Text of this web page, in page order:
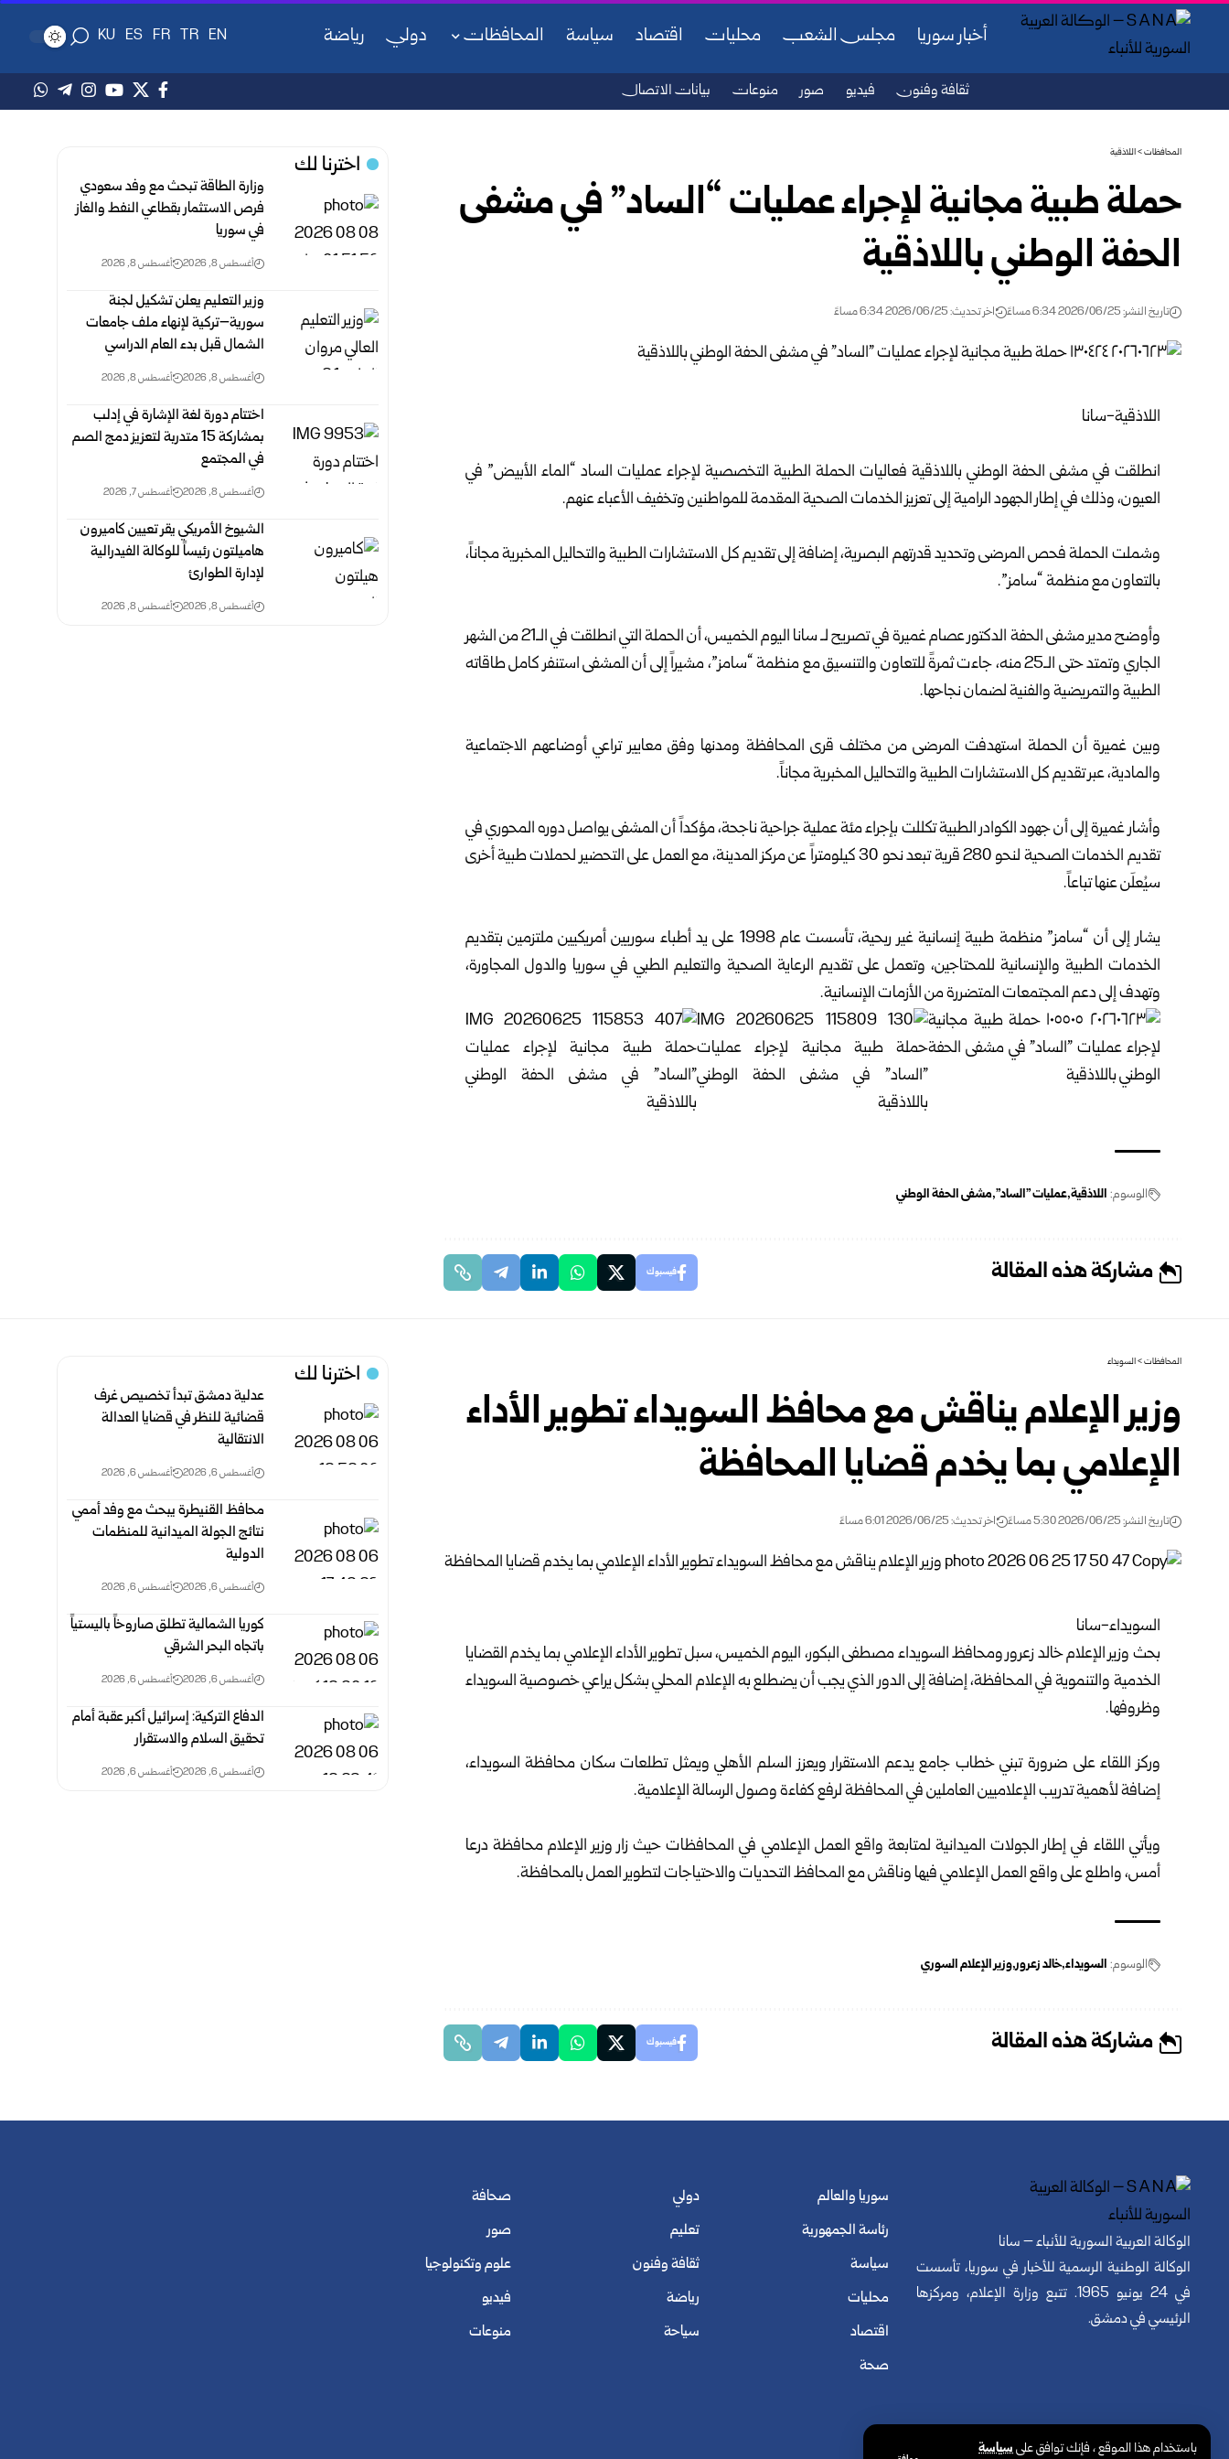
باستخدام هذا الموقع ، فإنك توافق علىسياسة
أخبار سوريا مجلس الشعب محليات اقتصاد سياسة المحافظات دولي رياضة EN
TR
FR
ES
KU
ثقافة وفنون فيديو صور منوعات بيانات الاتصال
المحافظات>اللاذقية
حملة طبية مجانية لإجراء عمليات “الساد” في مشفى
الحفة الوطني باللاذقية
تاريخ النشر: 2026/06/25 6:34 مساءً اخر تحديث: 2026/06/25 6:34 مساءً
اللاذقية-سانا
انطلقت في مشفى الحفة الوطني باللاذقية فعاليات الحملة الطبية التخصصية لإجراء عمليات الساد “الماء الأبيض” في
العيون، وذلك في إطار الجهود الرامية إلى تعزيز الخدمات الصحية المقدمة للمواطنين وتخفيف الأعباء عنهم.
وشملت الحملة فحص المرضى وتحديد قدرتهم البصرية، إضافة إلى تقديم كل الاستشارات الطبية والتحاليل المخبرية مجاناً،
بالتعاون مع منظمة “سامز”.
وأوضح مدير مشفى الحفة الدكتور عصام غميرة في تصريح لـ سانا اليوم الخميس، أن الحملة التي انطلقت في الـ21 من الشهر
الجاري وتمتد حتى الـ25 منه، جاءت ثمرةً للتعاون والتنسيق مع منظمة “سامز”، مشيراً إلى أن المشفى استنفر كامل طاقاته
الطبية والتمريضية والفنية لضمان نجاحها.
وبين غميرة أن الحملة استهدفت المرضى من مختلف قرى المحافظة ومدنها وفق معايير تراعي أوضاعهم الاجتماعية
والمادية، عبر تقديم كل الاستشارات الطبية والتحاليل المخبرية مجاناً.
وأشار غميرة إلى أن جهود الكوادر الطبية تكللت بإجراء مئة عملية جراحية ناجحة، مؤكداً أن المشفى يواصل دوره المحوري في
تقديم الخدمات الصحية لنحو 280 قرية تبعد نحو 30 كيلومتراً عن مركز المدينة، مع العمل على التحضير لحملات طبية أخرى
سيُعلَن عنها تباعاً.
يشار إلى أن “سامز” منظمة طبية إنسانية غير ربحية، تأسست عام 1998 على يد أطباء سوريين أمريكيين ملتزمين بتقديم
الخدمات الطبية والإنسانية للمحتاجين، وتعمل على تقديم الرعاية الصحية والتعليم الطبي في سوريا والدول المجاورة،
وتهدف إلى دعم المجتمعات المتضررة من الأزمات الإنسانية.
الوسوم: اللاذقية عمليات "الساد" مشفى الحفة الوطني
مشاركة هذه المقالة فيسبوك
اخترنا لك
وزارة الطاقة تبحث مع وفد سعودي
فرص الاستثمار بقطاعي النفط والغاز
في سوريا
أغسطس 8, 2026 أغسطس 8, 2026
وزير التعليم يعلن تشكيل لجنة
سورية–تركية لإنهاء ملف جامعات
الشمال قبل بدء العام الدراسي
أغسطس 8, 2026 أغسطس 8, 2026
اختتام دورة لغة الإشارة في إدلب
بمشاركة 15 متدربة لتعزيز دمج الصم
في المجتمع
أغسطس 8, 2026 أغسطس 7, 2026
الشيوخ الأمريكي يقر تعيين كاميرون
هاميلتون رئيساً للوكالة الفيدرالية
لإدارة الطوارئ
أغسطس 8, 2026 أغسطس 8, 2026
المحافظات>السويداء
وزير الإعلام يناقش مع محافظ السويداء تطوير الأداء
الإعلامي بما يخدم قضايا المحافظة
تاريخ النشر: 2026/06/25 5:30 مساءً اخر تحديث: 2026/06/25 6:01 مساءً
السويداء-سانا
بحث وزير الإعلامخالد زعرورومحافظ السويداء مصطفى البكور، اليوم الخميس، سبل تطوير الأداء الإعلامي بما يخدم القضايا
الخدمية والتنموية في المحافظة، إضافة إلى الدور الذي يجب أن يضطلع به الإعلام المحلي بشكل يراعي خصوصية السويداء
وظروفها.
وركز اللقاء على ضرورة تبني خطاب جامع يدعم الاستقرار ويعزز السلم الأهلي ويمثل تطلعات سكان محافظة السويداء،
إضافة لأهمية تدريب الإعلاميين العاملين في المحافظة لرفع كفاءة وصول الرسالة الإعلامية.
ويأتي اللقاء في إطار الجولات الميدانية لمتابعة واقع العمل الإعلامي في المحافظات حيث زار وزير الإعلام محافظة درعا
أمس، واطلع على واقع العمل الإعلامي فيها وناقش مع المحافظ التحديات والاحتياجات لتطوير العمل بالمحافظة.
الوسوم: السويداء خالد زعرور وزير الإعلام السوري
مشاركة هذه المقالة فيسبوك
اخترنا لك
عدلية دمشق تبدأ تخصيص غرف
قضائية للنظر في قضايا العدالة
الانتقالية
أغسطس 6, 2026 أغسطس 6, 2026
محافظ القنيطرة يبحث مع وفد أممي
نتائج الجولة الميدانية للمنظمات
الدولية
أغسطس 6, 2026 أغسطس 6, 2026
كوريا الشمالية تطلق صاروخاً باليستياً
باتجاه البحر الشرقي
أغسطس 6, 2026 أغسطس 6, 2026
الدفاع التركية: إسرائيل أكبر عقبة أمام
تحقيق السلام والاستقرار
أغسطس 6, 2026 أغسطس 6, 2026
الوكالة العربية السورية للأنباء – سانا
الوكالة الوطنية الرسمية للأخبار في سوريا، تأسست
في 24 يونيو 1965. تتبع وزارة الإعلام، ومركزها
الرئيسي في دمشق.
سوريا والعالم
رئاسة الجمهورية
سياسة
محليات
اقتصاد
صحة
دولي
تعليم
ثقافة وفنون
رياضة
سياحة
صحافة
صور
علوم وتكنولوجيا
فيديو
منوعات
© الوكالة العربية السورية للأنباء. كافة الحقوق محفوظة.